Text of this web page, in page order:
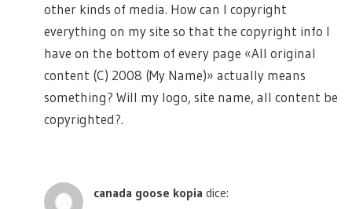
other kinds of media. How can I copyright
everything on my site so that the copyright info I
have on the bottom of every page «All original
content (C) 2008 (My Name)» actually means
something? Will my logo, site name, all content be
copyrighted?.
canada goose kopia dice: